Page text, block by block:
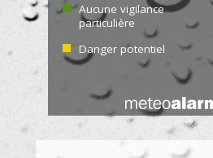
Aucune vigilance
particulière
Danger potentiel